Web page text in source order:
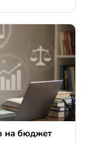
на бюджет